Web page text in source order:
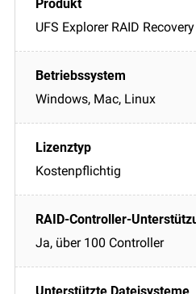
UFS Explorer RAID Recovery
Windows, Mac, Linux
Kostenpflichtig
Ja, über 100 Controller